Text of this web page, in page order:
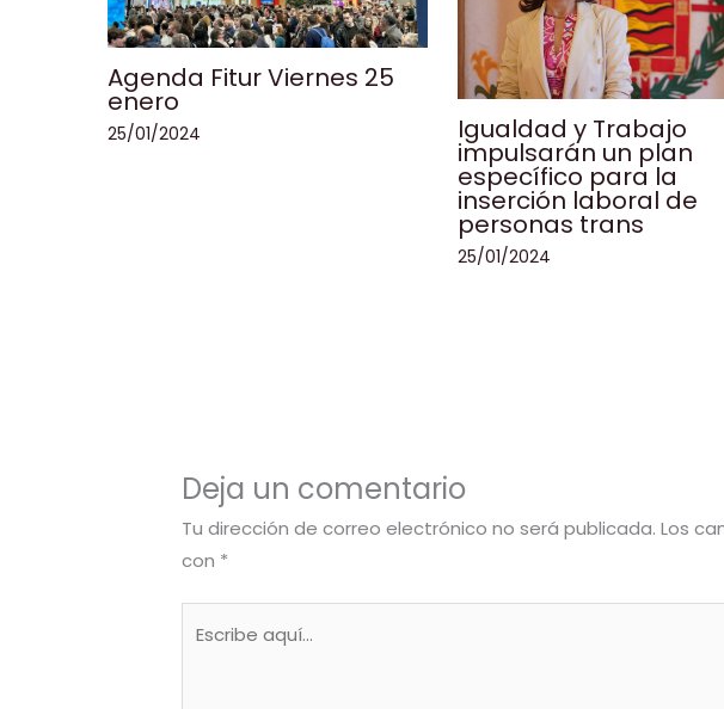
Agenda Fitur Viernes 25
enero
25/01/2024 Igualdad y Trabajo
impulsarán un plan
específico para la
inserción laboral de
personas trans
25/01/2024
Deja un comentario
Tu dirección de correo electrónico no será publicada. Los
con *